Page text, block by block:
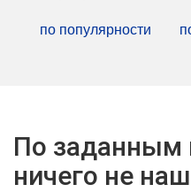
по популярности
По заданным
ничего не